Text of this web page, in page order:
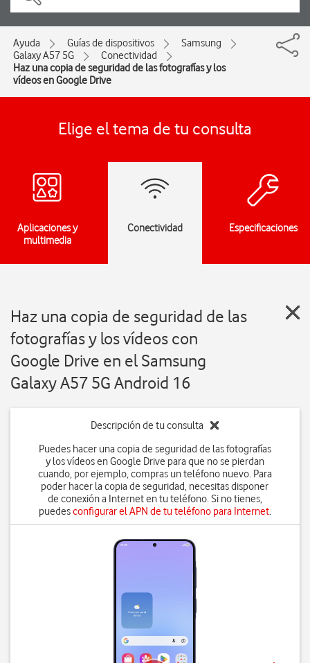
Ayuda Guías de dispositivos
Samsung
Galaxy A57 5G
Conectividad
Haz una copia de seguridad de las fotografías y los
vídeos en Google Drive
Elige el tema de tu consulta
Aplicaciones y
multimedia
Conectividad Especificaciones
Haz una copia de seguridad de las
fotografías y los vídeos con
Google Drive en el Samsung
Galaxy A57 5G Android 16
Descripción de tu consulta
Puedes hacer una copia de seguridad de las fotografías
y los vídeos en Google Drive para que no se pierdan
cuando, por ejemplo, compras un teléfono nuevo. Para
poder hacer la copia de seguridad, necesitas disponer
de conexión a Internet en tu teléfono. Si no tienes,
puedesconfigurar el APN de tu teléfono para Internet.